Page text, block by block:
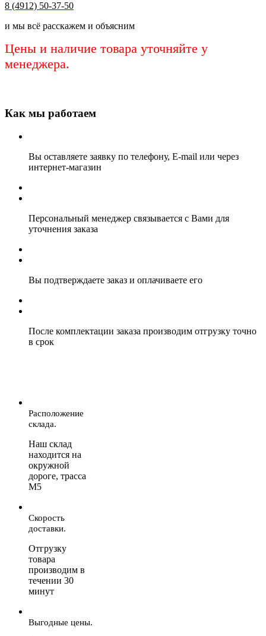
8 (4912) 50-37-50
и мы всё расскажем и объясним
Цены и наличие товара уточняйте у
менеджера.
Как мы работаем
Вы оставляете заявку по телефону, E-mail или через
интернет-магазин
Персональный менеджер связывается с Вами для
уточнения заказа
Вы подтверждаете заказ и оплачиваете его
После комплектации заказа производим отгрузку точно
в срок
Расположение
склада.
Наш склад
находится на
окружной
дороге, трасса
М5
Скорость
доставки.
Отгрузку
товара
производим в
течении 30
минут
Выгодные цены.